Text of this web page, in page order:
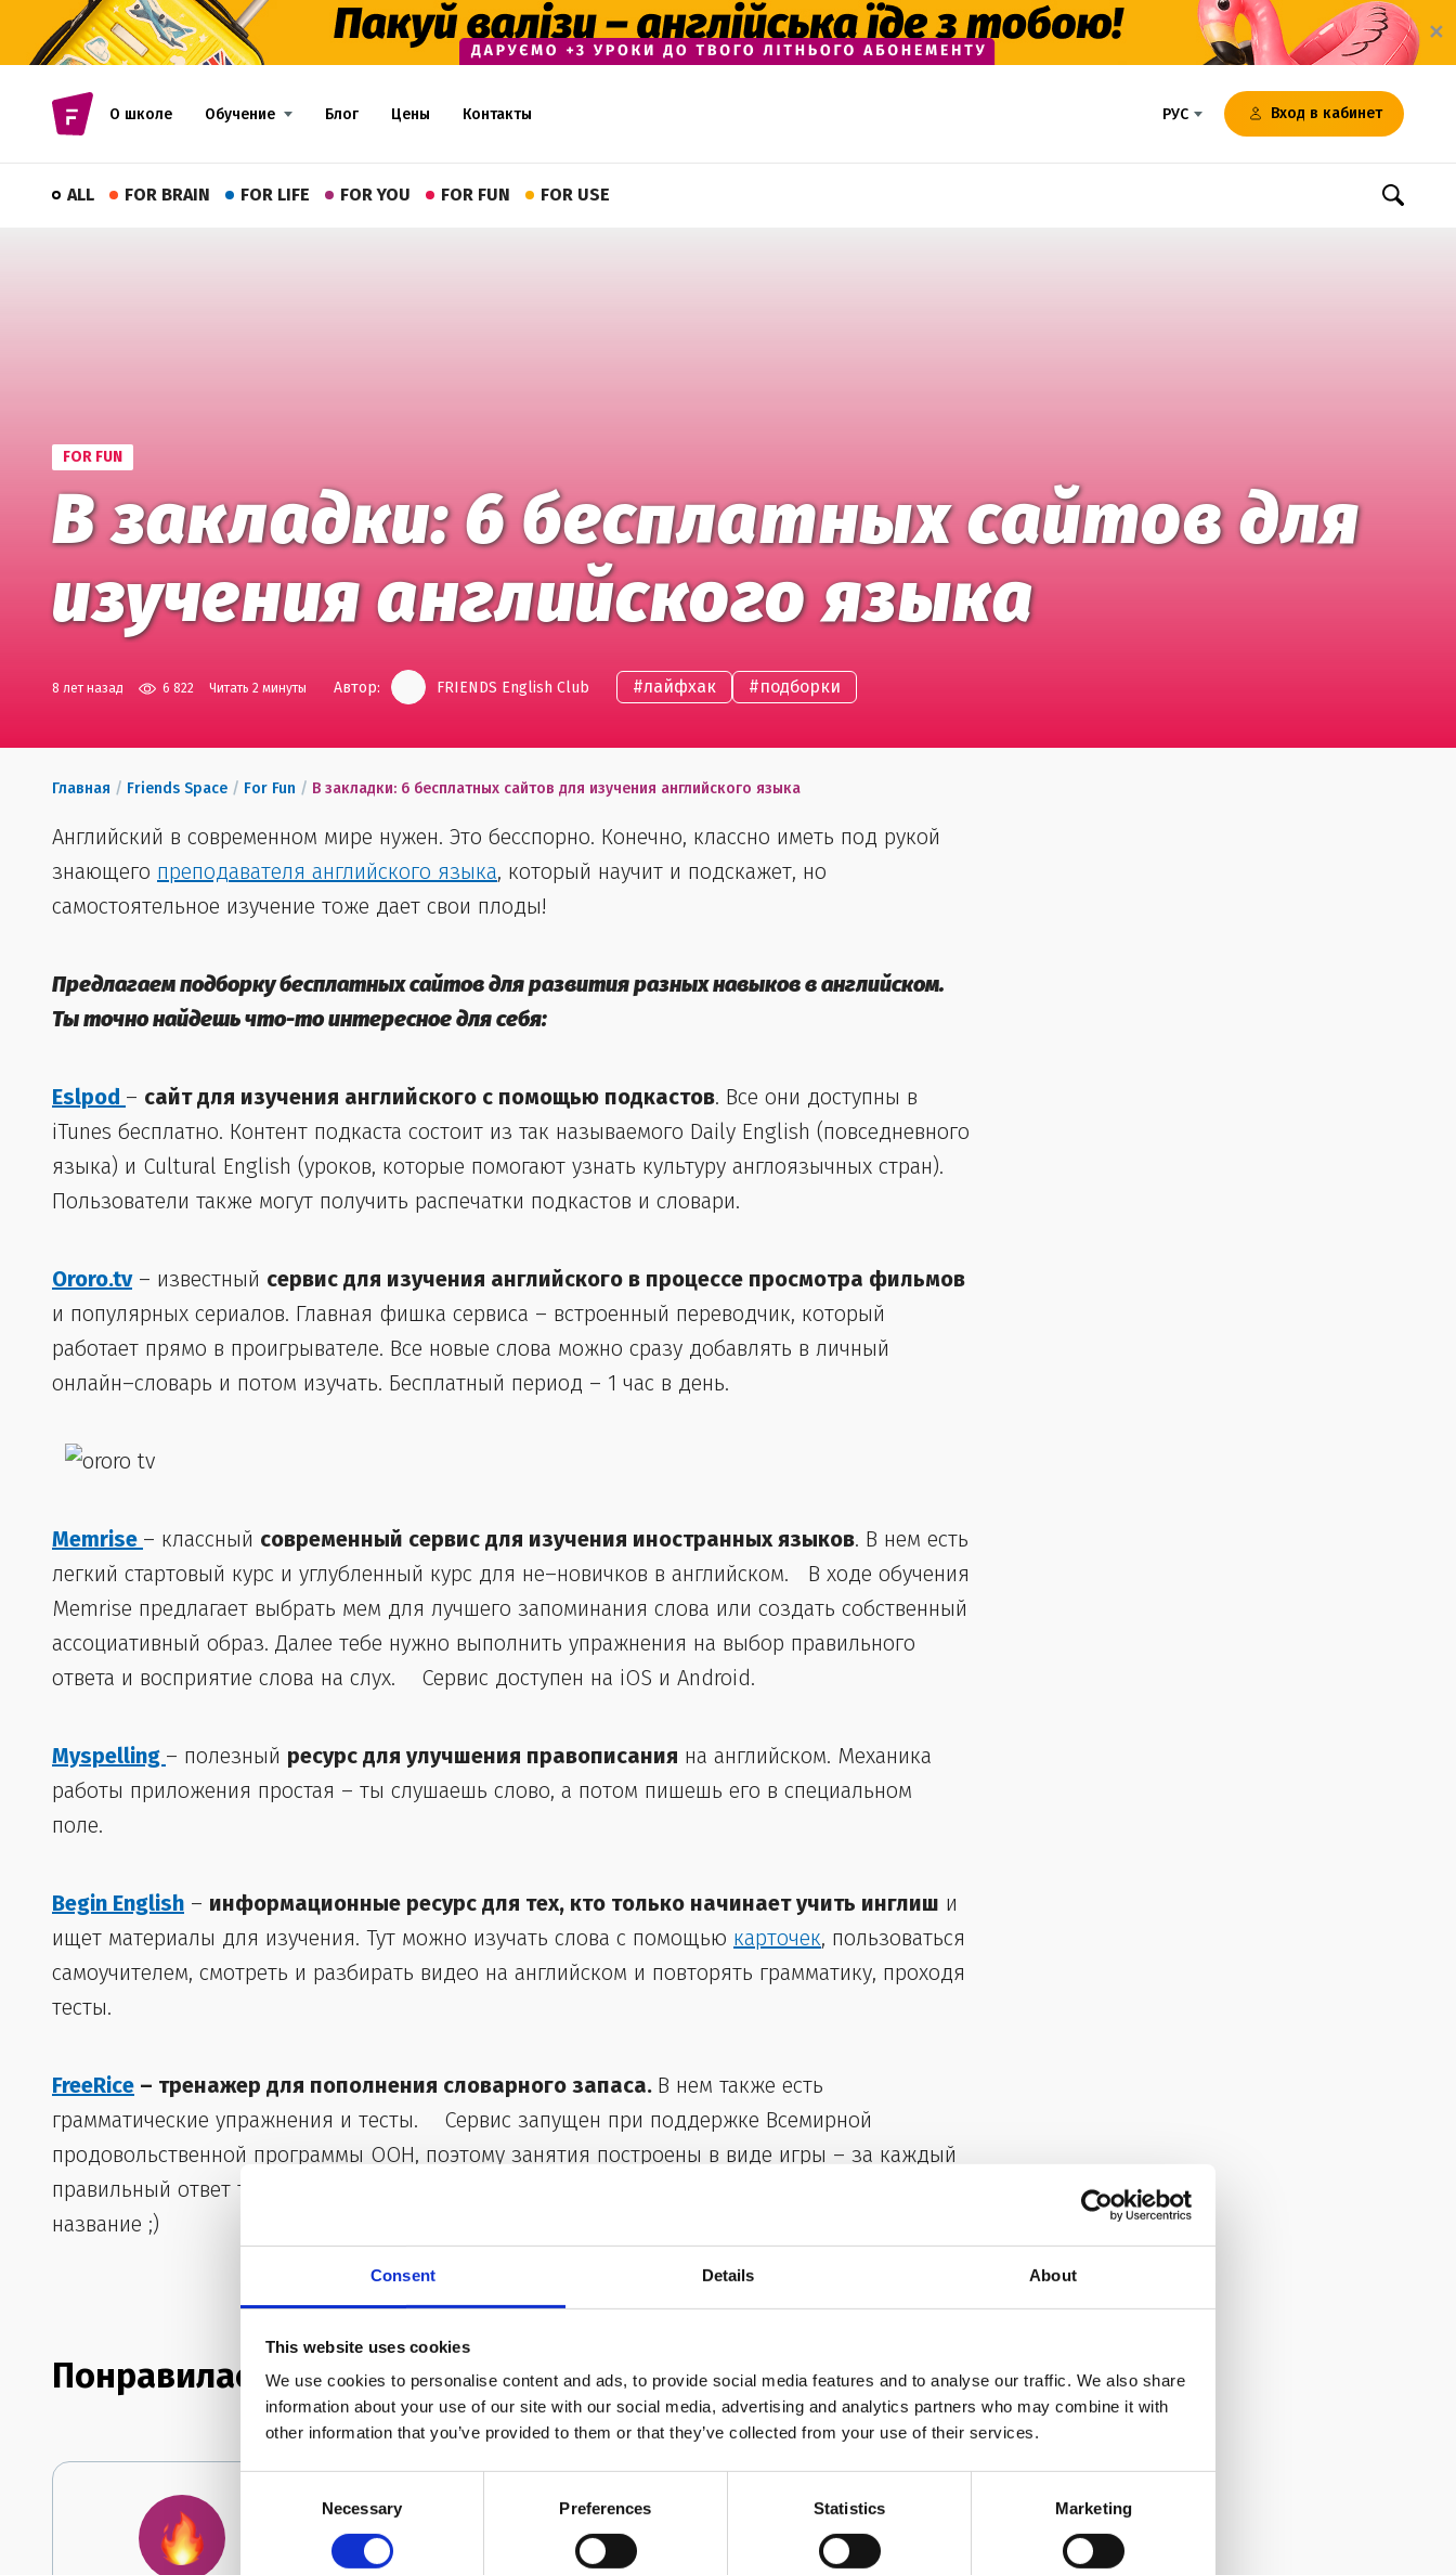
Consent Details About
This website uses cookies
We use cookies to personalise content and ads, to provide social media features and to analyse our traffic. We also share
information about your use of our site with our social media, advertising and analytics partners who may combine it with
other information that you’ve provided to them or that they’ve collected from your use of their services.
Necessary Preferences Statistics Marketing
✕
О школе Обучение Блог Цены Контакты РУС Вход в кабинет
ALL FOR BRAIN FOR LIFE FOR YOU FOR FUN FOR USE
FOR FUN
В закладки: 6 бесплатных сайтов для
изучения английского языка
8 лет назад 6 822 Читать 2 минуты Автор: FRIENDS English Club #лайфхак #подборки
Главная / Friends Space / For Fun / В закладки: 6 бесплатных сайтов для изучения английского языка
Английский в современном мире нужен. Это бесспорно. Конечно, клаcсно иметь под рукой
знающего преподавателя английского языка, который научит и подскажет, но
самостоятельное изучение тоже дает свои плоды!
Предлагаем подборку бесплатных сайтов для развития разных навыков в английском.
Ты точно найдешь что-то интересное для себя:
Eslpod – сайт для изучения английского с помощью подкастов. Все они доступны в
iTunes бесплатно. Контент подкаста состоит из так называемого Daily English (повседневного
языка) и Cultural English (уроков, которые помогают узнать культуру англоязычных стран).
Пользователи также могут получить распечатки подкастов и словари.
Ororo.tv– известный сервис для изучения английского в процессе просмотра фильмов
и популярных сериалов. Главная фишка сервиса – встроенный переводчик, который
работает прямо в проигрывателе. Все новые слова можно сразу добавлять в личный
онлайн–словарь и потом изучать. Бесплатный период – 1 час в день.
Memrise – классный современный сервис для изучения иностранных языков. В нем есть
легкий стартовый курс и углубленный курс для не–новичков в английском. В ходе обучения
Memrise предлагает выбрать мем для лучшего запоминания слова или создать собственный
ассоциативный образ. Далее тебе нужно выполнить упражнения на выбор правильного
ответа и восприятие слова на слух. Сервис доступен на iOS и Android.
Myspelling – полезный ресурс для улучшения правописания на английском. Механика
работы приложения простая – ты слушаешь слово, а потом пишешь его в специальном
поле.
Begin English – информационные ресурс для тех, кто только начинает учить инглиш и
ищет материалы для изучения. Тут можно изучать слова с помощью карточек, пользоваться
самоучителем, смотреть и разбирать видео на английском и повторять грамматику, проходя
тесты.
FreeRice – тренажер для пополнения словарного запаса. В нем также есть
грамматические упражнения и тесты. Сервис запущен при поддержке Всемирной
продовольственной программы ООН, поэтому занятия построены в виде игры – за каждый
правильный ответ ты получаешь немного риса, чтобы накормить голодных. Отсюда и
название ;)
Понравилась ли тебе статья?